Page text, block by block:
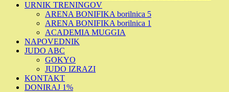
URNIK TRENINGOV
ARENA BONIFIKA borilnica 5
ARENA BONIFIKA borilnica 1
ACADEMIA MUGGIA
NAPOVEDNIK
JUDO ABC
GOKYO
JUDO IZRAZI
KONTAKT
DONIRAJ 1%